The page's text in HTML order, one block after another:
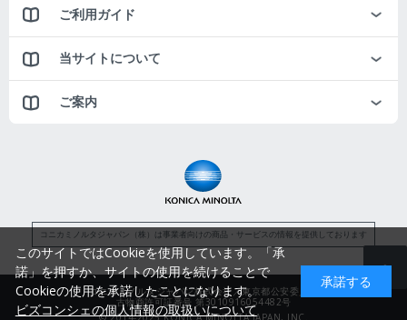
ご利用ガイド
当サイトについて
ご案内
コニカミノルタジャパン（株）は事業者向けの商品・サービスの情報を提供しております
コニカミノルタジャパン株式会社／東京都公安委員会
古物商許可証番号 第3010916054482号
© 2014-2025 KONICA MINOLTA JAPAN, INC.
このサイトではCookieを使用しています。「承
諾」を押すか、サイトの使用を続けることで
Cookieの使用を承諾したことになります。
ビズコンシェの個人情報の取扱いについて
承諾する